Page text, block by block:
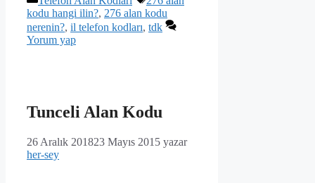
kodu hangi ilin?, 276 alan kodu
nerenin?, il telefon kodları, tdk
Yorum yap
Tunceli Alan Kodu
26 Aralık 201823 Mayıs 2015 yazar
her-sey